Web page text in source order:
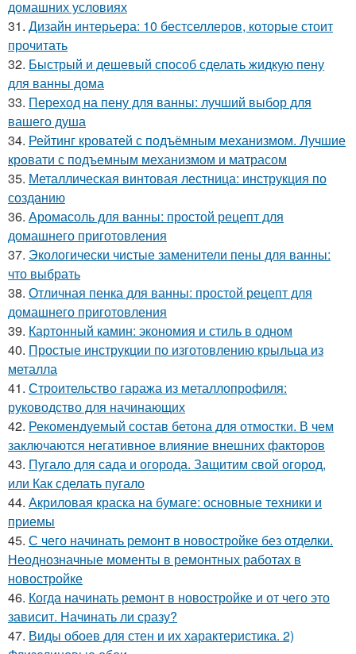
домашних условиях
31. Дизайн интерьера: 10 бестселлеров, которые стоит
прочитать
32. Быстрый и дешевый способ сделать жидкую пену
для ванны дома
33. Переход на пену для ванны: лучший выбор для
вашего душа
34. Рейтинг кроватей с подъёмным механизмом. Лучшие
кровати с подъемным механизмом и матрасом
35. Металлическая винтовая лестница: инструкция по
созданию
36. Аромасоль для ванны: простой рецепт для
домашнего приготовления
37. Экологически чистые заменители пены для ванны:
что выбрать
38. Отличная пенка для ванны: простой рецепт для
домашнего приготовления
39. Картонный камин: экономия и стиль в одном
40. Простые инструкции по изготовлению крыльца из
металла
41. Строительство гаража из металлопрофиля:
руководство для начинающих
42. Рекомендуемый состав бетона для отмостки. В чем
заключаются негативное влияние внешних факторов
43. Пугало для сада и огорода. Защитим свой огород,
или Как сделать пугало
44. Акриловая краска на бумаге: основные техники и
приемы
45. С чего начинать ремонт в новостройке без отделки.
Неоднозначные моменты в ремонтных работах в
новостройке
46. Когда начинать ремонт в новостройке и от чего это
зависит. Начинать ли сразу?
47. Виды обоев для стен и их характеристика. 2)